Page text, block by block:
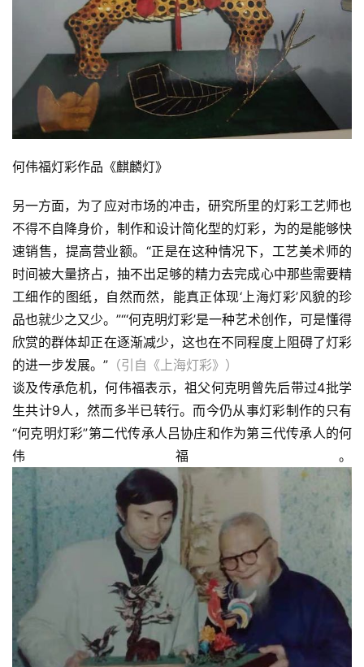
何伟福灯彩作品《麒麟灯》
另一方面，为了应对市场的冲击，研究所里的灯彩工艺师也
不得不自降身价，制作和设计简化型的灯彩，为的是能够快
速销售，提高营业额。“正是在这种情况下，工艺美术师的
时间被大量挤占，抽不出足够的精力去完成心中那些需要精
工细作的图纸，自然而然，能真正体现‘上海灯彩’风貌的珍
品也就少之又少。”“‘何克明灯彩’是一种艺术创作，可是懂得
欣赏的群体却正在逐渐减少，这也在不同程度上阻碍了灯彩
的进一步发展。” （引自《上海灯彩》）
谈及传承危机，何伟福表示，祖父何克明曾先后带过4批学
生共计9人，然而多半已转行。而今仍从事灯彩制作的只有
“何克明灯彩”第二代传承人吕协庄和作为第三代传承人的何
伟福。